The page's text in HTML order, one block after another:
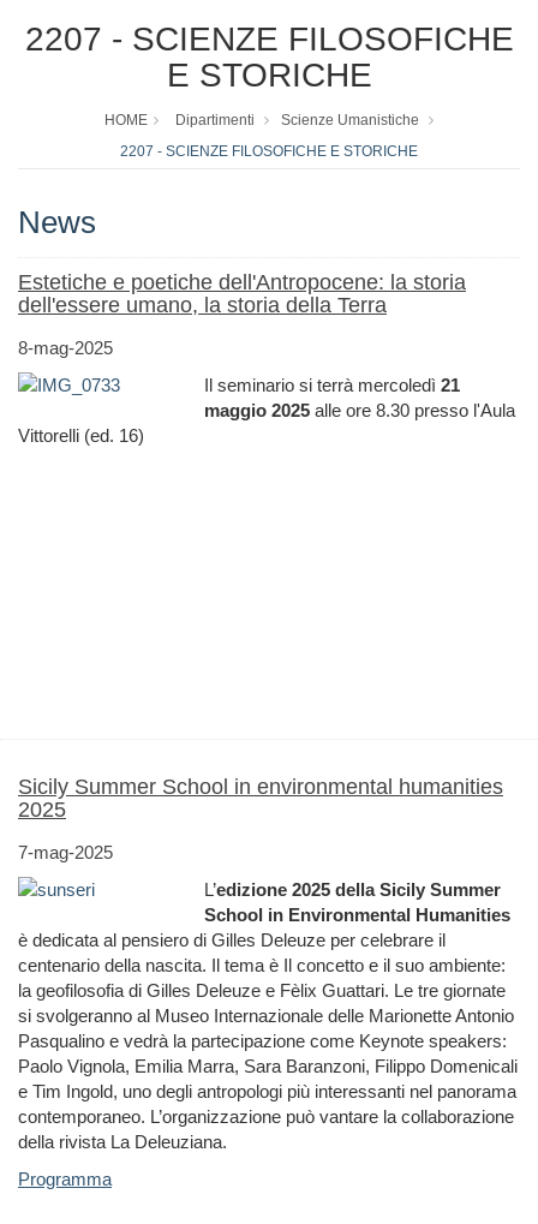
2207 - SCIENZE FILOSOFICHE
E STORICHE
HOME Dipartimenti
Scienze Umanistiche
2207 - SCIENZE FILOSOFICHE E STORICHE
News
Estetiche e poetiche dell'Antropocene: la storia
dell'essere umano, la storia della Terra
8-mag-2025
Il seminario si terrà mercoledì 21
maggio 2025 alle ore 8.30 presso l'Aula
Vittorelli (ed. 16)
Sicily Summer School in environmental humanities
2025
7-mag-2025
L’edizione 2025 della Sicily Summer
School in Environmental Humanities
è dedicata al pensiero di Gilles Deleuze per celebrare il
centenario della nascita. Il tema è Il concetto e il suo ambiente:
la geofilosofia di Gilles Deleuze e Fèlix Guattari. Le tre giornate
si svolgeranno al Museo Internazionale delle Marionette Antonio
Pasqualino e vedrà la partecipazione come Keynote speakers:
Paolo Vignola, Emilia Marra, Sara Baranzoni, Filippo Domenicali
e Tim Ingold, uno degli antropologi più interessanti nel panorama
contemporaneo. L’organizzazione può vantare la collaborazione
della rivista La Deleuziana.
Programma